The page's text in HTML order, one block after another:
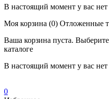
В настоящий момент у вас
Моя корзина (0) Отложенные
Ваша корзина пуста.
каталоге
В настоящий момент у вас
0